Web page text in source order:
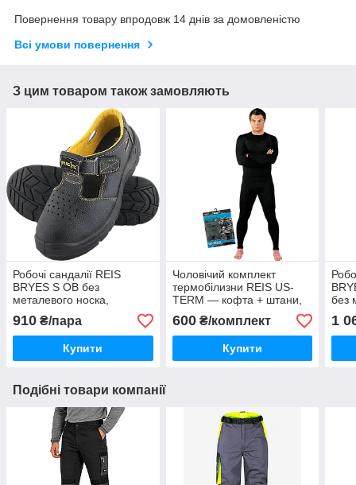
Повернення товару впродовж 14 днів за домовленістю
Всі умови повернення
З цим товаром також замовляють
Робочі сандалії REIS
BRYES S OB без
металевого носка,
протиковзка та
маслостійка підошва,
Польща
910 ₴/пара
Купити
Чоловічий комплект
термобілизни REIS US-
TERM — кофта + штани,
тепла термобілизна для
холодної погоди
600₴/комплект
Купити
без
1
Подібні товари компанії